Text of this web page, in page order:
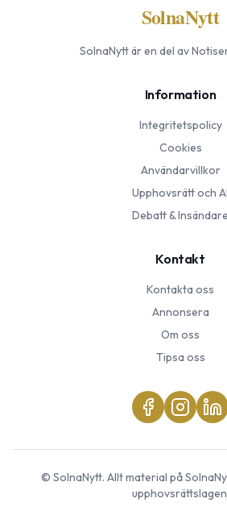
SolnaNytt
SolnaNyttär en del av
Information
Integritetspolicy
Cookies
Användarvillkor
Upphovsrätt och AI
Debatt & Insändare
Kontakt
Kontakta oss
Annonsera
Om oss
Tipsa oss
© SolnaNytt. Allt material på